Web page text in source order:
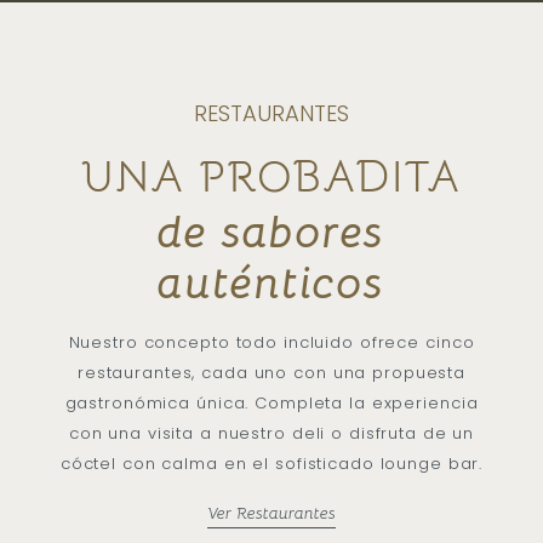
Combinamos sofisticación, serenidad y
lujo para transformar cada evento
corporativo en una experiencia
incomparables.
RESTAURANTES
UNA PROBADITA
de sabores
auténticos
Nuestro concepto todo incluido ofrece cinco
restaurantes, cada uno con una propuesta
gastronómica única. Completa la experiencia
con una visita a nuestro deli o disfruta de un
cóctel con calma en el sofisticado lounge bar.
Ver Restaurantes